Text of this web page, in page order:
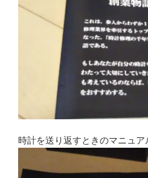
時計を送り返すときのマニュア